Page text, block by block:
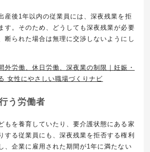
産後 1年以内の従業員には、深夜残業を拒
す。そのため、どうしても深夜残業が必要
断られた場合は無理に交渉しないようにし
外労働、休日労働、深夜業の制限｜妊娠・
女性にやさしい職場づくりナビ
う労働者
もを養育していたり、要介護状態にある家
する従業員にも、深夜残業を拒否する権利
、企業に雇用された期間が1年に満たない